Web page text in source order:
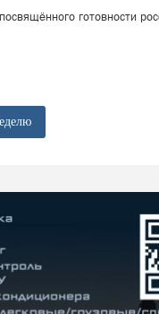
готовности